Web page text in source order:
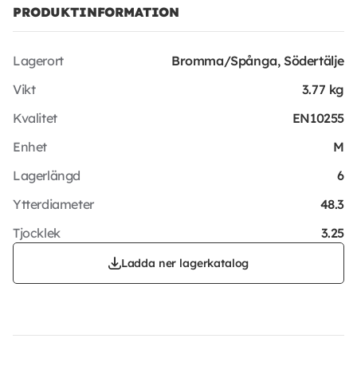
PRODUKTINFORMATION
Lagerort
Bromma/Spånga, Södertälje
Vikt
3.77 kg
Kvalitet
EN10255
Enhet
M
Lagerlängd
6
Ytterdiameter
48.3
Tjocklek
3.25
Ladda ner lagerkatalog